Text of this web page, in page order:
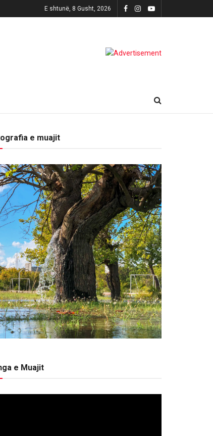
E shtunë, 8 Gusht, 2026
e muajit
e Muajit